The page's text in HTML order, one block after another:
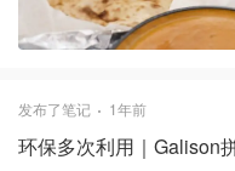
发布了笔记 1年前
环保多次利用｜Galison